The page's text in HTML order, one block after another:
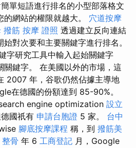
單短語進行排名的小型部落格文
網站的權限就越大。 穴道按摩
撥筋 按摩 證照 透過建立反向連結
對次要和主要關鍵字進行排名。
字研究工具中輸入起始關鍵字
關鍵字。 在美國以外的市場，這
2007 年，谷歌仍然佔據主導地
在德國的份額達到 85-90%。
engine optimization 設立
國祇有 申請台胞證 5 家。 台中
腳底按摩課程 稱，到 撥筋美
骨 年 6 工商登記 月，Google